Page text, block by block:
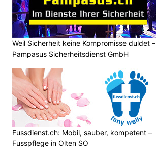
Weil Sicherheit keine Kompromisse duldet –
Pampasus Sicherheitsdienst GmbH
Fussdienst.ch: Mobil, sauber, kompetent –
Fusspflege in Olten SO